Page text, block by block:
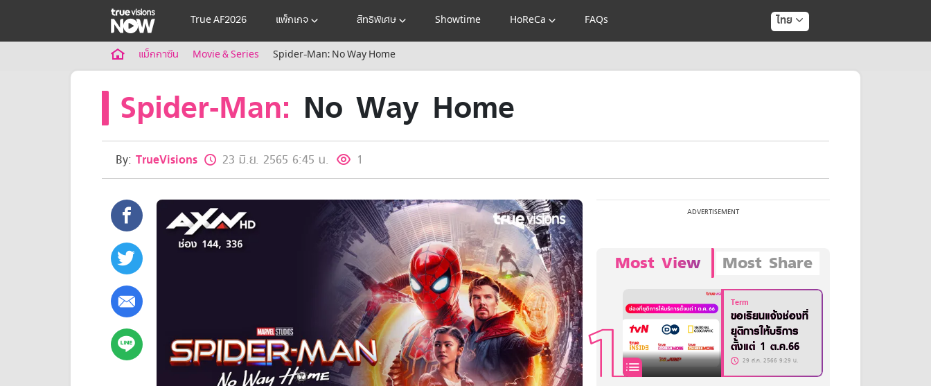
True AF2026 แพ็กเกจ สิทธิพิเศษ Showtime HoReCa FAQs ไทย
True AF2026
แพ็กเกจ
NOW FOOTBALL
NOW SPORTS
NOW MAX
NOW Muay Thai
สิทธิพิเศษลูกค้าทรูวิชั่นส์
แพ็กเกจสำหรับผู้ประกอบการ
หาร้านร่วมรายการ
แม็กกาซีน Movie & Series Spider-Man: No Way Home
Spider-Man: No Way Home
By: TrueVisions 23 มิ.ย. 2565 6:45 น. 1
Most View Most Share
Term
ขอเรียนแจ้งช่องที่
ยุติการให้บริการ
ตั้งแต่ 1 ต.ค.66
29 ส.ค. 2566 9:29 น.